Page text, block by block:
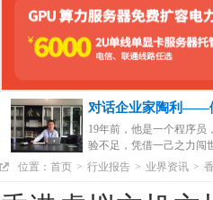
对话企业家陶利——
19年前，他是一个程序员
验不足，凭借一己之力闯
位置： 首页 > 行业报告 > 业界资讯 >